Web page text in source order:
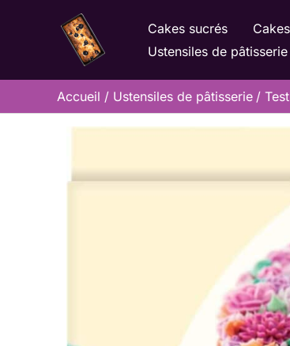
Cakes sucrés
Ustensiles de pâtisserie
Accueil Ustensiles de pâtisserie